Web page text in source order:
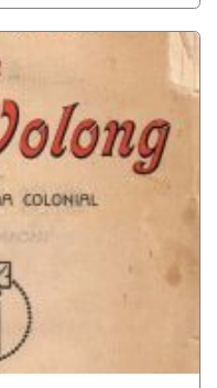
á China, Vol. I, p.
澳門政治制度與政治發